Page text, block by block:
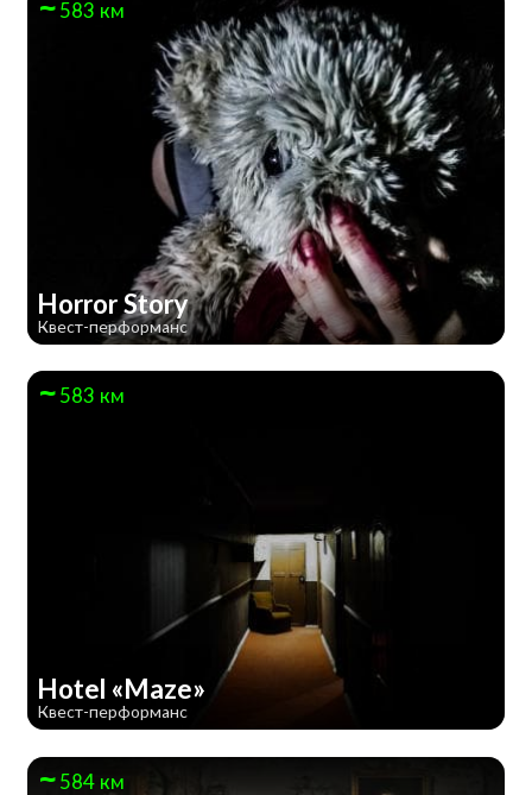
583 км
Horror Story
Квест-перформанс
583 км
Hotel «Maze»
Квест-перформанс
584 км